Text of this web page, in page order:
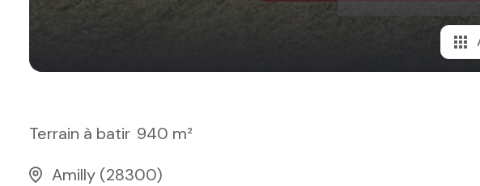
Terrain à batir 940 m²
Amilly (28300)